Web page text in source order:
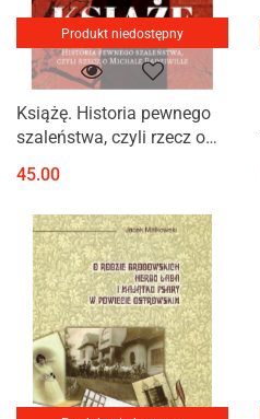
Produkt niedostępny
Książę. Historia pewnego
szaleństwa, czyli rzecz o
45.00